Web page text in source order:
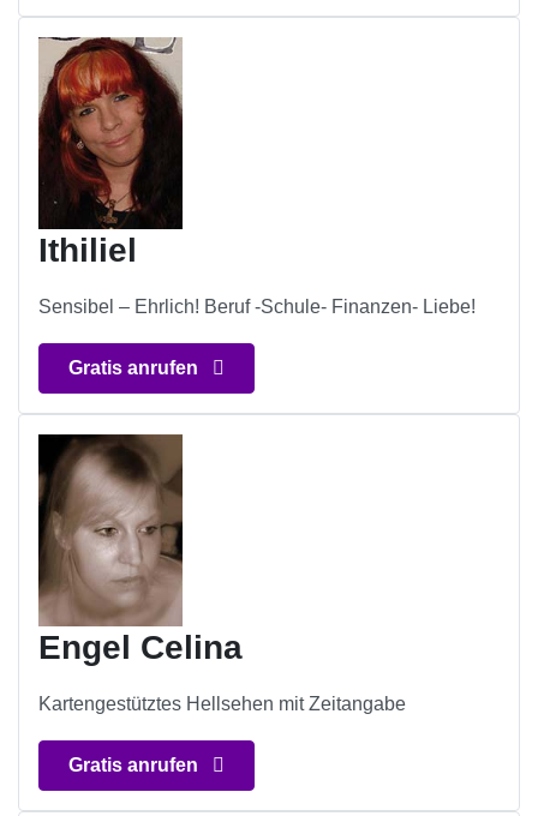
Ithiliel
Sensibel – Ehrlich! Beruf -Schule- Finanzen- Liebe!
Gratis anrufen
Engel Celina
Kartengestütztes Hellsehen mit Zeitangabe
Gratis anrufen